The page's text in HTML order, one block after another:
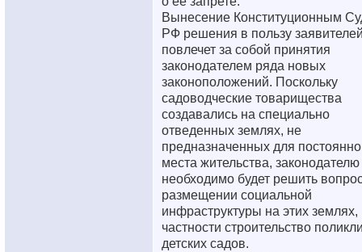
Вынесение Конституционным
РФ решения в пользу
повлечет за собой принятия
законодателем ряда новых
законоположений. Поскольку
садоводческие товарищества
создавались на специально
отведенных землях, не
предназначенных для
места жительства, законодателю
необходимо будет решить
размещении социальной
инфраструктуры на этих землях,
частности строительство
детских садов.